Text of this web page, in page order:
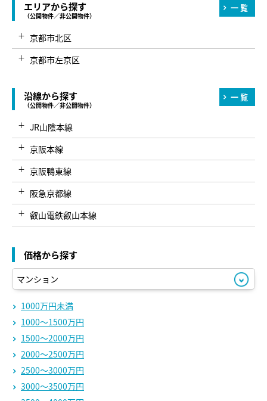
エリアから探す
（公開物件／非公開物件）
一覧
京都市北区
京都市左京区
沿線から探す
（公開物件／非公開物件）
一覧
JR山陰本線
京阪本線
京阪鴨東線
阪急京都線
叡山電鉄叡山本線
京都市営烏丸線
京都市営東西線
京福電鉄北野線
価格から探す
1000万円未満
1000～1500万円
1500～2000万円
2000～2500万円
2500～3000万円
3000～3500万円